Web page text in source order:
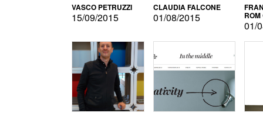
VASCO PETRUZZI
15/09/2015
CLAUDIA FALCONE
01/08/2015
01/